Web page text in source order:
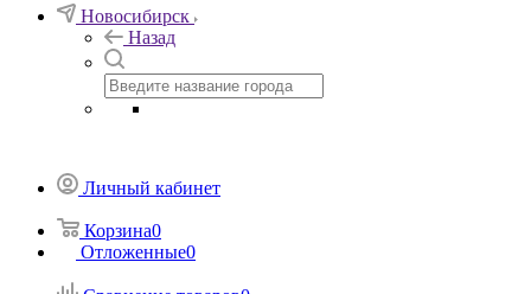
Новосибирск
Назад
Личный кабинет
Корзина0
Отложенные0